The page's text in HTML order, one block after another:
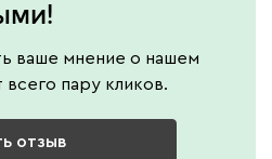
ваше мнение о нашем
пару кликов.
отзыв